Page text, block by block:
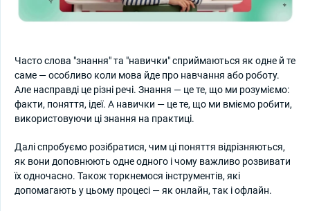
Часто слова "знання" та "навички" сприймаються як одне й те
саме — особливо коли мова йде про навчання або роботу.
Але насправді це різні речі. Знання — це те, що ми розуміємо:
факти, поняття, ідеї. А навички — це те, що ми вміємо робити,
використовуючи ці знання на практиці.
Далі спробуємо розібратися, чим ці поняття відрізняються,
як вони доповнюють одне одного і чому важливо розвивати
їх одночасно. Також торкнемося інструментів, які
допомагають у цьому процесі — як онлайн, так і офлайн.